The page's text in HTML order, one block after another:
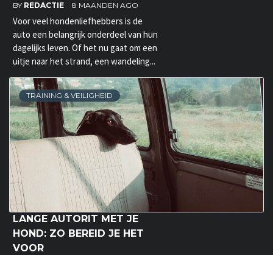
BY REDACTIE 8 MAANDEN AGO
Voor veel hondenliefhebbers is de
auto een belangrijk onderdeel van hun
dagelijks leven. Of het nu gaat om een
uitje naar het strand, een wandeling...
TRAINING & VEILIGHEID
LANGE AUTORIT MET JE
HOND: ZO BEREID JE HET
VOOR